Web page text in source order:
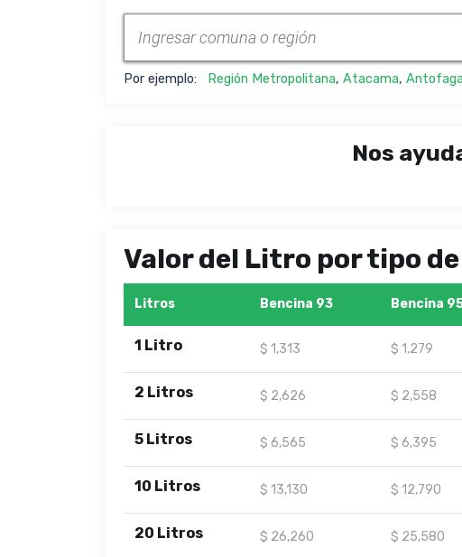
Por ejemplo: Región Metropolitana, Atacama,
Nos
Valor del Litro por tipo
Litros Bencina 93 Bencina
1 Litro $ 1,313 $ 1,279
2 Litros $ 2,626 $ 2,558
5 Litros $ 6,565 $ 6,395
10 Litros $ 13,130 $ 12,790
20 Litros $ 26,260 $ 25,580